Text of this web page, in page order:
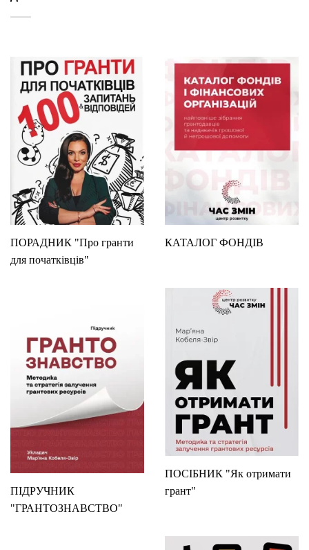
ПОРАДНИК "Про гранти
для початківців"
КАТАЛОГ ФОНДІВ
ПОСІБНИК "Як отримати
грант"
ПІДРУЧНИК
"ГРАНТОЗНАВСТВО"